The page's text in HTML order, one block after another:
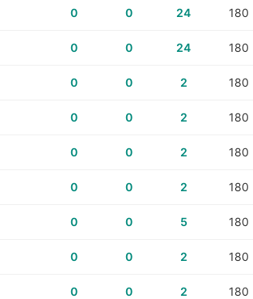
0 0 24 180
0 0 24 180
0 0 2 180
0 0 2 180
0 0 2 180
0 0 2 180
0 0 5 180
0 0 2 180
0 0 2 180